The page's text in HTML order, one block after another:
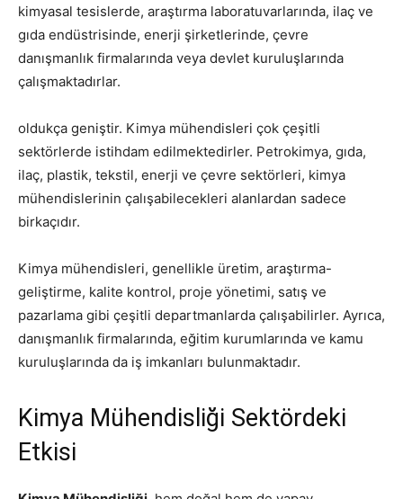
kimyasal tesislerde, araştırma laboratuvarlarında, ilaç ve
gıda endüstrisinde, enerji şirketlerinde, çevre
danışmanlık firmalarında veya devlet kuruluşlarında
çalışmaktadırlar.
oldukça geniştir. Kimya mühendisleri çok çeşitli
sektörlerde istihdam edilmektedirler. Petrokimya, gıda,
ilaç, plastik, tekstil, enerji ve çevre sektörleri, kimya
mühendislerinin çalışabilecekleri alanlardan sadece
birkaçıdır.
Kimya mühendisleri, genellikle üretim, araştırma-
geliştirme, kalite kontrol, proje yönetimi, satış ve
pazarlama gibi çeşitli departmanlarda çalışabilirler. Ayrıca,
danışmanlık firmalarında, eğitim kurumlarında ve kamu
kuruluşlarında da iş imkanları bulunmaktadır.
Kimya Mühendisliği Sektördeki
Etkisi